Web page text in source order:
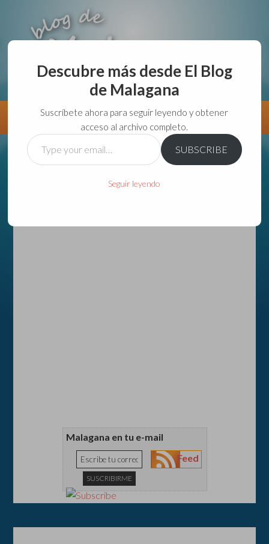
aunque lo haga de malas lo hago....
Información Directorio VivirGuadalajara
Malagana en tu e-mail
Feed
Descubre más desde El Blog
de Malagana
Suscríbete ahora para seguir leyendo y obtener
acceso al archivo completo.
Type
your
SUBSCRIBE
Seguir leyendo